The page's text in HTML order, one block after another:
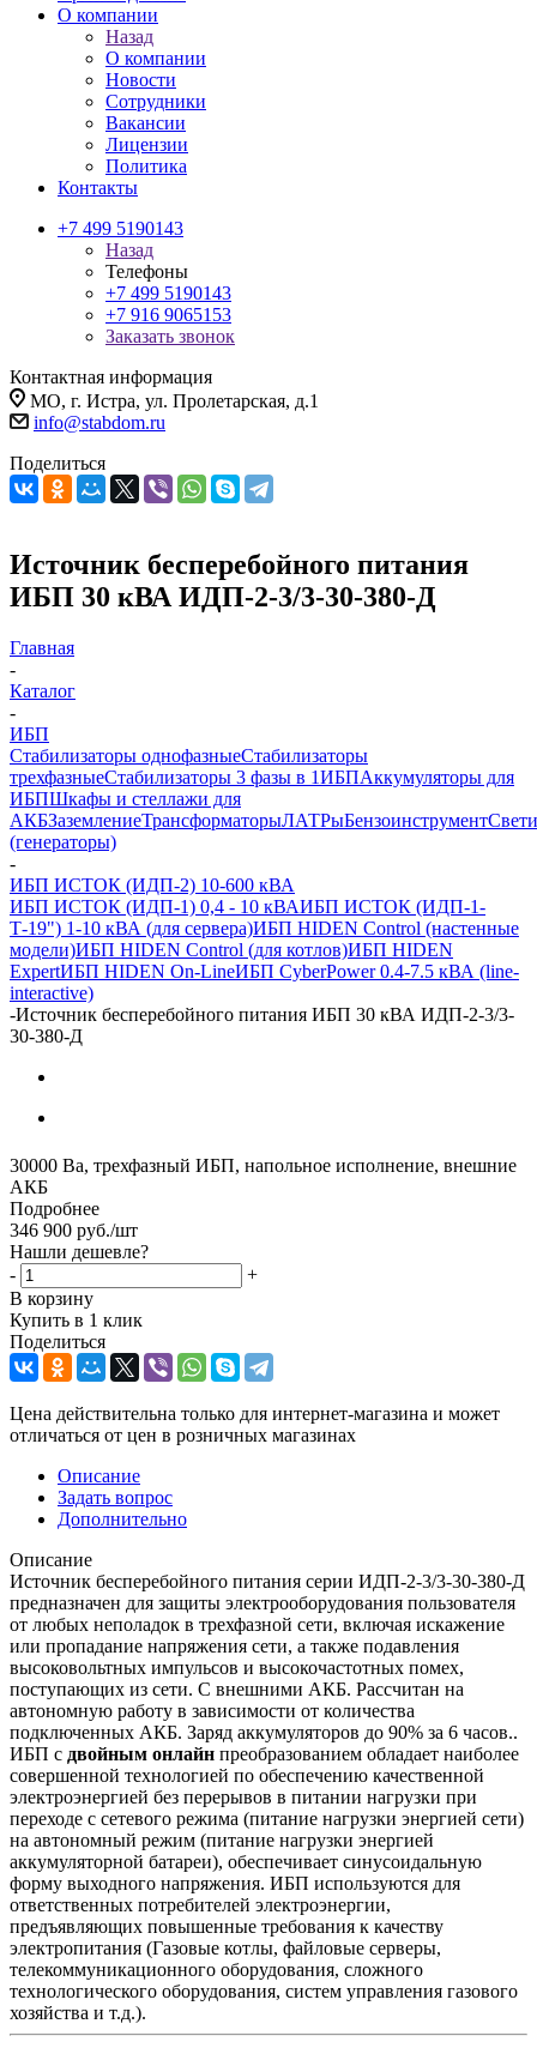
О компании
Назад
О компании
Новости
Сотрудники
Вакансии
Лицензии
Политика
Контакты
+7 499 5190143
Назад
Телефоны
+7 499 5190143
+7 916 9065153
Заказать звонок
Контактная информация
МО, г. Истра, ул. Пролетарская, д.1
info@stabdom.ru
Поделиться
Источник бесперебойного питания
ИБП 30 кВА ИДП-2-3/3-30-380-Д
Главная
-
Каталог
-
ИБП
Стабилизаторы однофазныеСтабилизаторы
трехфазныеСтабилизаторы 3 фазы в 1ИБПАккумуляторы для
ИБПШкафы и стеллажи для
АКБЗаземлениеТрансформаторыЛАТРыБензоинструмент
(генераторы)
-
ИБП ИСТОК (ИДП-2) 10-600 кВА
ИБП ИСТОК (ИДП-1) 0,4 - 10 кВАИБП ИСТОК (ИДП-1-
Т-19") 1-10 кВА (для сервера)ИБП HIDEN Control (настенные
модели)ИБП HIDEN Control (для котлов)ИБП HIDEN
ExpertИБП HIDEN On-LineИБП CyberPower 0.4-7.5 кВА (line-
interactive)
-Источник бесперебойного питания ИБП 30 кВА ИДП-2-3/3-
30-380-Д
30000 Ва, трехфазный ИБП, напольное исполнение, внешние
АКБ
Подробнее
346 900 руб./шт
Нашли дешевле?
-
+
В корзину
Купить в 1 клик
Поделиться
Цена действительна только для интернет-магазина и может
отличаться от цен в розничных магазинах
Описание
Задать вопрос
Дополнительно
Описание
Источник бесперебойного питания серии ИДП-2-3/3-30-380-Д
предназначен для защиты электрооборудования пользователя
от любых неполадок в трехфазной сети, включая искажение
или пропадание напряжения сети, а также подавления
высоковольтных импульсов и высокочастотных помех,
поступающих из сети. С внешними АКБ. Рассчитан на
автономную работу в зависимости от количества
подключенных АКБ. Заряд аккумуляторов до 90% за 6 часов..
ИБП с двойным онлайн преобразованием обладает наиболее
совершенной технологией по обеспечению качественной
электроэнергией без перерывов в питании нагрузки при
переходе с сетевого режима (питание нагрузки энергией сети)
на автономный режим (питание нагрузки энергией
аккумуляторной батареи), обеспечивает синусоидальную
форму выходного напряжения. ИБП используются для
ответственных потребителей электроэнергии,
предъявляющих повышенные требования к качеству
электропитания (Газовые котлы, файловые серверы,
телекоммуникационного оборудования, сложного
технологического оборудования, систем управления газового
хозяйства и т.д.).